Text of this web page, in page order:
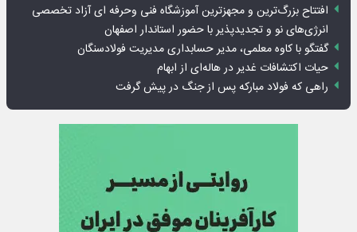
افتتاح بزرگ‌ترین و مجهزترین آموزشگاه فنی وحرفه ای آزاد تخصصی
انرژی‌های نو و تجدیدپذیر با حضور استاندار اصفهان
گفتگو با کاوه معلمی، مدیر حسابداری مدیریت فولادسنگان
حیات اکتشافات غدیر در هاله‌ای از ابهام
راهی که فولاد مبارکه پس از جنگ در پیش گرفت